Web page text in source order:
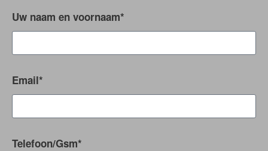
Uw naam en voornaam*
Email*
Telefoon/Gsm*